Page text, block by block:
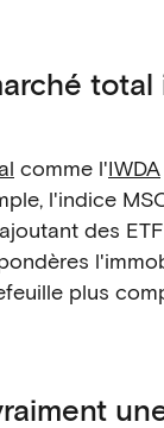
comme l'IWDA
l'indice
des
plus